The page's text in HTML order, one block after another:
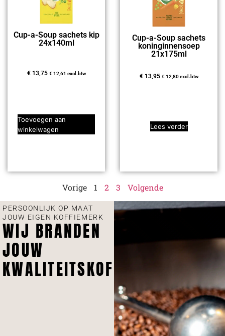
Cup-a-Soup sachets kip
24x140ml
€13,75 €12,61 excl.btw
Toevoegen aan
winkelwagen
Cup-a-Soup sachets
koninginnensoep
21x175ml
€13,95 €12,80excl.btw
Lees verder
Vorige 1 2 3 Volgende
PERSOONLIJK OP MAAT
JOUW EIGEN KOFFIEMERK
WIJ BRANDEN
JOUW
KWALITEITSKOFFIE